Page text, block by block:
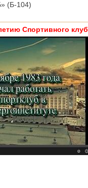
(Б-104)
Спортивного